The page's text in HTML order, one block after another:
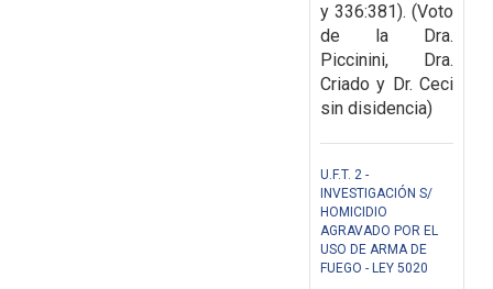
y 336:381). (Voto
de la Dra.
Piccinini, Dra.
Criado y Dr. Ceci
sin disidencia)
U.F.T. 2 -
INVESTIGACIÓN S/
HOMICIDIO
AGRAVADO POR EL
USO DE ARMA DE
FUEGO - LEY 5020